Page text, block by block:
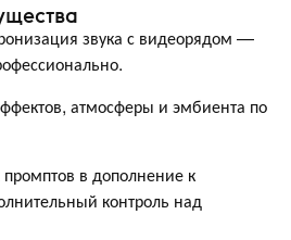
звука с видеорядом —
атмосферы и эмбиента по
в дополнение к
контроль над